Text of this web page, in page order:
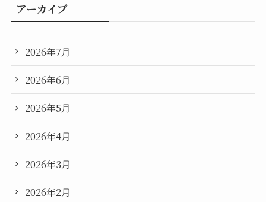
アーカイブ
2026年7月
2026年6月
2026年5月
2026年4月
2026年3月
2026年2月